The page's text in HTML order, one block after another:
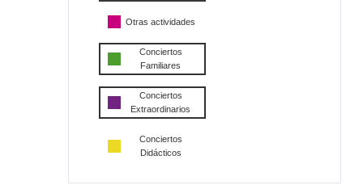
Otras actividades
Conciertos
Familiares
Conciertos
Extraordinarios
Conciertos
Didácticos